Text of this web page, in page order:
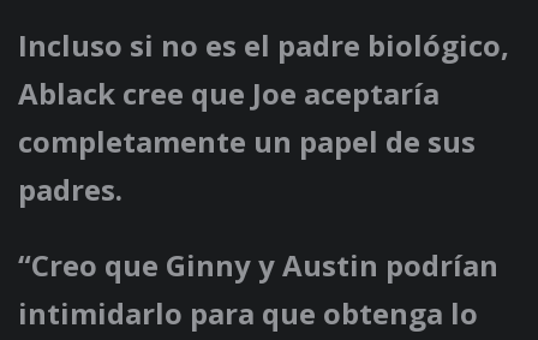
Incluso si no es el padre biológico,
Ablack cree que Joe aceptaría
completamente un papel de sus
padres.
“Creo que Ginny y Austin podrían
intimidarlo para que obtenga lo